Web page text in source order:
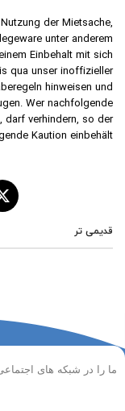
der Mietsache,
unter anderem
Einbehalt mit sich
qua unser inoffizieller
hinweisen und
Wer nachfolgende
darf verhindern, so der
Kaution einbehält.
قدیمی تر
ما را در شبکه های